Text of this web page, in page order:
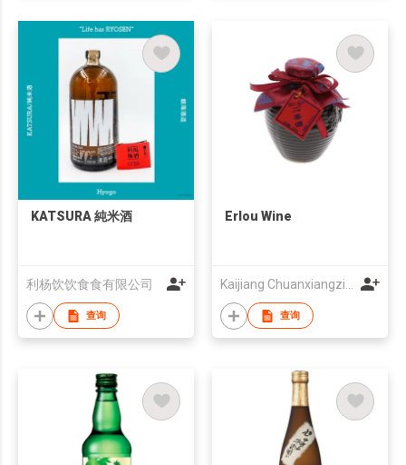
KATSURA 純米酒
利杨饮饮食食有限公司
查询
Erlou Wine
查询